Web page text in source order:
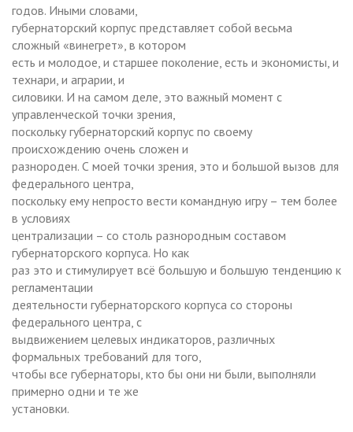
годов. Иными словами,
губернаторский корпус представляет собой весьма
сложный «винегрет», в котором
есть и молодое, и старшее поколение, есть и экономисты, и
технари, и аграрии, и
силовики. И на самом деле, это важный момент с
управленческой точки зрения,
поскольку губернаторский корпус по своему
происхождению очень сложен и
разнороден. С моей точки зрения, это и большой вызов для
федерального центра,
поскольку ему непросто вести командную игру – тем более
в условиях
централизации – со столь разнородным составом
губернаторского корпуса. Но как
раз это и стимулирует всё большую и большую тенденцию к
регламентации
деятельности губернаторского корпуса со стороны
федерального центра, с
выдвижением целевых индикаторов, различных
формальных требований для того,
чтобы все губернаторы, кто бы они ни были, выполняли
примерно одни и те же
установки.